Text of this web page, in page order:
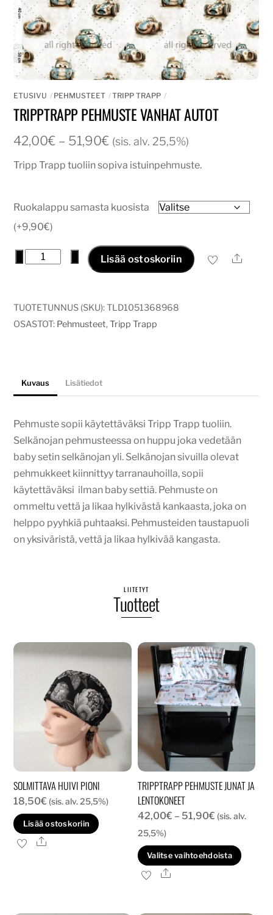
ETUSIVU PEHMUSTEET TRIPP TRAPP
TRIPPTRAPP PEHMUSTE VANHAT AUTOT
42,00€ – 51,90€ Hintaluokka:
-
(sis. alv. 25,5%)
Tripp Trapp tuoliin sopiva istuinpehmuste.
Ruokalappu samasta kuosista
(+9,90€)
tripptrapp
autot
määrä
Lisää ostoskoriin Ale
TUOTETUNNUS (SKU):TLD1051368968
OSASTOT: Pehmusteet,Tripp Trapp
Kuvaus Lisätiedot
Pehmuste sopii käytettäväksi Tripp Trapp tuoliin.
Selkänojan pehmusteessa on huppu joka vedetään
baby setin selkänojan yli. Selkänojan sivuilla olevat
pehmukkeet kiinnittyy tarranauhoilla, sopii
käytettäväksi ilman baby settiä. Pehmuste on
ommeltu vettä ja likaa hylkivästä kankaasta, joka on
helppo pyyhkiä puhtaaksi. Pehmusteiden taustapuoli
on yksiväristä, vettä ja likaa hylkivää kangasta.
LIITETYT
Tuotteet
SOLMITTAVA HUIVI PIONI
18,50€ (sis. alv. 25,5%)
Lisää ostoskoriin
Ale
TRIPPTRAPP PEHMUSTE JUNAT JA
LENTOKONEET
42,00€ – 51,90€Hintaluokka:
-
51,90€
(sis. alv.
25,5%)
Valitse vaihtoehdoista
Ale